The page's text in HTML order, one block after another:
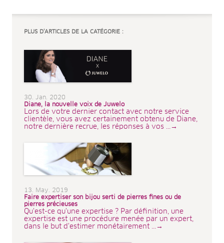
PLUS D’ARTICLES DE LA CATÉGORIE :
30. Jan. 2020
Diane, la nouvelle voix de Juwelo
Lors de votre dernier contact avec notre service
clientèle, vous avez certainement obtenu de Diane,
notre dernière recrue, les réponses à vos ...→
13. May. 2019
Faire expertiser son bijou serti de pierres fines ou de
pierres précieuses
Qu'est-ce qu'une expertise ? Par définition, une
expertise est une procédure menée par un expert,
dans le but d'estimer monétairement ...→